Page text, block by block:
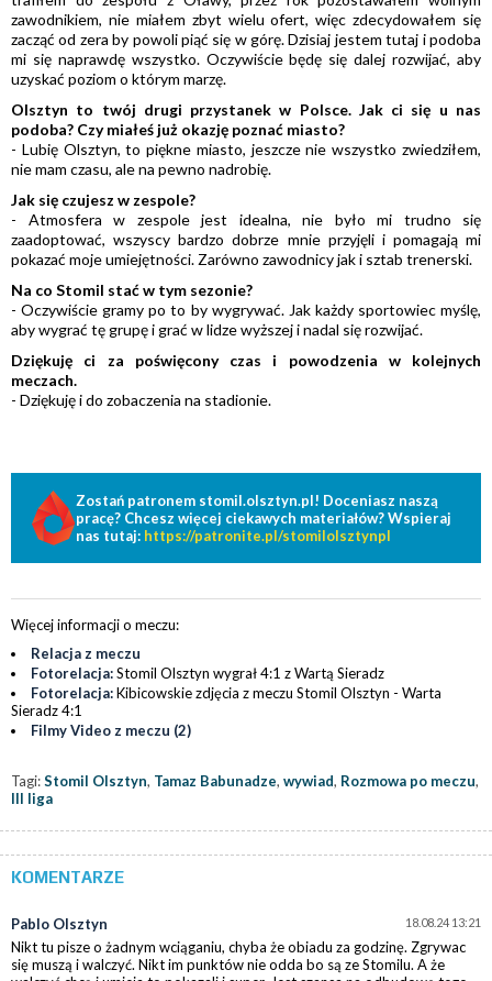
zawodnikiem, nie miałem zbyt wielu ofert, więc zdecydowałem się
zacząć od zera by powoli piąć się w górę. Dzisiaj jestem tutaj i podoba
mi się naprawdę wszystko. Oczywiście będę się dalej rozwijać, aby
uzyskać poziom o którym marzę.
Olsztyn to twój drugi przystanek w Polsce. Jak ci się u nas
podoba? Czy miałeś już okazję poznać miasto?
- Lubię Olsztyn, to piękne miasto, jeszcze nie wszystko zwiedziłem,
nie mam czasu, ale na pewno nadrobię.
Jak się czujesz w zespole?
- Atmosfera w zespole jest idealna, nie było mi trudno się
zaadoptować, wszyscy bardzo dobrze mnie przyjęli i pomagają mi
pokazać moje umiejętności. Zarówno zawodnicy jak i sztab trenerski.
Na co Stomil stać w tym sezonie?
- Oczywiście gramy po to by wygrywać. Jak każdy sportowiec myślę,
aby wygrać tę grupę i grać w lidze wyższej i nadal się rozwijać.
Dziękuję ci za poświęcony czas i powodzenia w kolejnych
meczach.
- Dziękuję i do zobaczenia na stadionie.
Zostań patronem stomil.olsztyn.pl! Doceniasz naszą
pracę? Chcesz więcej ciekawych materiałów? Wspieraj
nas tutaj: https://patronite.pl/stomilolsztynpl
Więcej informacji o meczu:
Relacja z meczu
Fotorelacja:Stomil Olsztyn wygrał 4:1 z Wartą Sieradz
Fotorelacja:Kibicowskie zdjęcia z meczu Stomil Olsztyn - Warta
Sieradz 4:1
Filmy Video z meczu (2)
Tagi:Stomil Olsztyn, Tamaz Babunadze, wywiad, Rozmowa po meczu,
III liga
KOMENTARZE
18.08.24 13:21
Pablo Olsztyn
Nikt tu pisze o żadnym wciąganiu, chyba że obiadu za godzinę. Zgrywac
się muszą i walczyć. Nikt im punktów nie odda bo są ze Stomilu. A że